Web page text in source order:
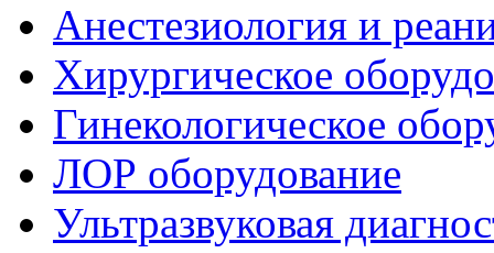
Анестезиология и
Хирургическое
Гинекологическое
ЛОР оборудование
Ультразвуковая